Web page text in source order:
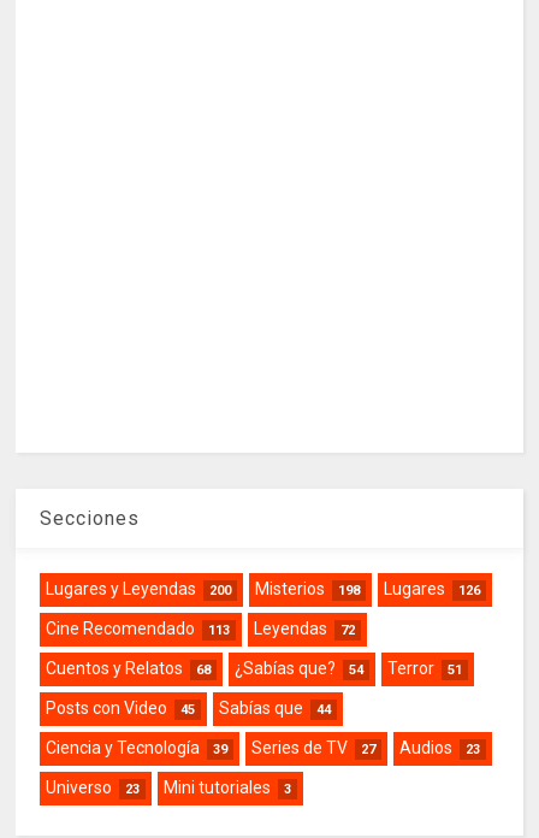
Secciones
Lugares y Leyendas 200 Misterios 198 Lugares 126
Cine Recomendado 113 Leyendas 72
Cuentos y Relatos 68 ¿Sabías que? 54 Terror 51
Posts con Video 45 Sabías que 44
Ciencia y Tecnología 39 Series de TV 27 Audios 23
Universo 23 Mini tutoriales 3